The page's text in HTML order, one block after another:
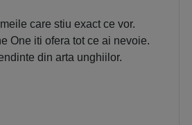
care stiu exact ce vor.
One iti ofera tot ce ai nevoie.
din arta unghiilor.